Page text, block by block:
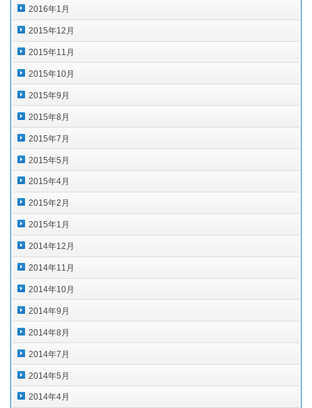
2016年1月
2015年12月
2015年11月
2015年10月
2015年9月
2015年8月
2015年7月
2015年5月
2015年4月
2015年2月
2015年1月
2014年12月
2014年11月
2014年10月
2014年9月
2014年8月
2014年7月
2014年5月
2014年4月